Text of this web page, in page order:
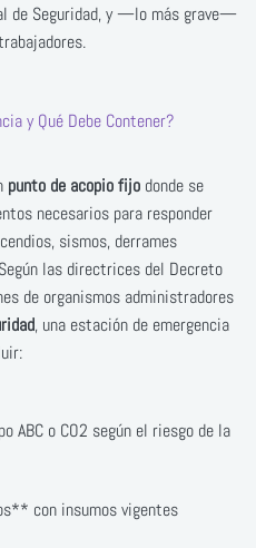
de Seguridad, y —lo más grave—
y Qué Debe Contener?
punto de acopio fijo donde se
necesarios para responder
sismos, derrames
las directrices del Decreto
de organismos administradores
, una estación de emergencia
o CO2 según el riesgo de la
con insumos vigentes